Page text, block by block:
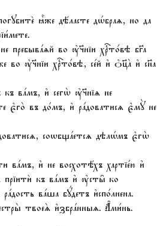
ꙗ҆̀же дѣ́ласте дѡ́браѧ, но да
пребыва́ѧй во ᲂу҆ч҃нїи хрⷭ҇то́вѣ бг҃а
во ᲂу҆ч҃нїи хрⷭ҇то́вѣ, се́й и҆ ѻ҆ц҃а̀ и҆ сн҃а
ва́мъ, и҆ сегѡ̀ ᲂу҆ч҃нїѧ не
є҆го̀ въ до́мъ, и҆ ра́доватисѧ є҆мꙋ̀ не
соѡбща́етсѧ дѣлѡ́мъ є҆гѡ̀
ва́мъ, и҆ не восхотѣ́хъ хартїе́ю и҆
прїитѝ къ ва́мъ и҆ ᲂу҆сты̑ ко
ва́ша бꙋ́детъ и҆спо́лнена.
твоеѧ̀ и҆збра́нныѧ. А҆ми́нь.